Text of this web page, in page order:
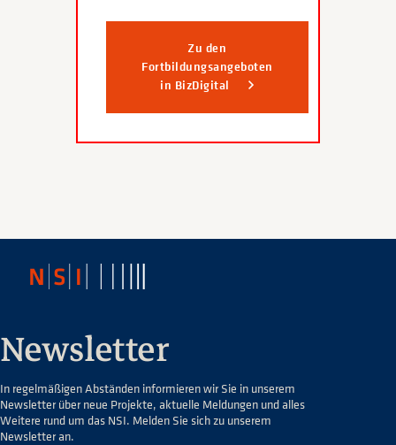
Zu den
Fortbildungsangeboten
in BizDigital
Newsletter
In regelmäßigen Abständen informieren wir Sie in unserem
Newsletter über neue Projekte, aktuelle Meldungen und alles
Weitere rund um das NSI. Melden Sie sich zu unserem
Newsletter an.